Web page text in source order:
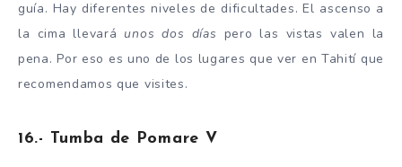
guía. Hay diferentes niveles de dificultades. El ascenso a
la cima llevará unos dos días pero las vistas valen la
pena. Por eso es uno de los lugares que ver en Tahití que
recomendamos que visites.
16.- Tumba de Pomare V